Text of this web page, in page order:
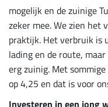
mogelijk en de zuinige
zeker mee. We zien het
praktijk. Het verbruik is
lading en de route,
erg zuinig. Met
op 4,25 en dat is voor